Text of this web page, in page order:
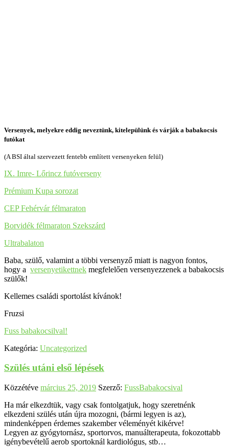
Versenyek, melyekre eddig neveztünk, kitelepülünk és várják a babakocsis
futókat
(A BSI által szervezett fentebb említett versenyeken felül)
IX. Imre- Lőrincz futóverseny
Prémium Kupa sorozat
CEP Fehérvár félmaraton
Borvidék félmaraton Szekszárd
Ultrabalaton
Baba, szülő, valamint a többi versenyző miatt is nagyon fontos,
hogy a versenyetikettnek megfelelően versenyezzenek a babakocsis
szülők!
Kellemes családi sportolást kívánok!
Fruzsi
Fuss babakocsilval!
Kategória: Uncategorized
Szülés utáni első lépések
Közzétéve március 25, 2019 Szerző: FussBabakocsival
Ha már elkezdtük, vagy csak fontolgatjuk, hogy szeretnénk
elkezdeni szülés után újra mozogni, (bármi legyen is az),
mindenképpen érdemes szakember véleményét kikérve!
Legyen az gyógytornász, sportorvos, manuálterapeuta, fokozottabb
igénybevételű aerob sportoknál kardiológus, stb…